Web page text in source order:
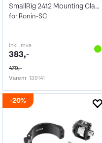
SmallRig 2412 Mounting Clamp
for Ronin-SC
inkl. mva
383,-
479,-
Varenr 139141
20%